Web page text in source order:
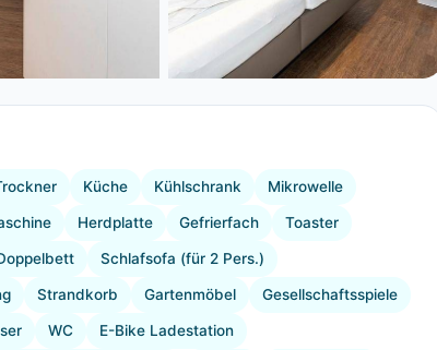
Küche Kühlschrank Mikrowelle
Herdplatte Gefrierfach Toaster
Schlafsofa (für 2 Pers.)
Strandkorb Gartenmöbel Gesellschaftsspiele
WC E-Bike Ladestation